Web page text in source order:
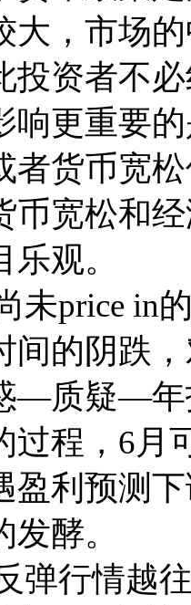
大，市场
投资者不
响更重要
者货币宽
币宽松和
观。
price in的
间的阴跌
—质疑—年
过程，6月
盈利预测
酵。
行情越往